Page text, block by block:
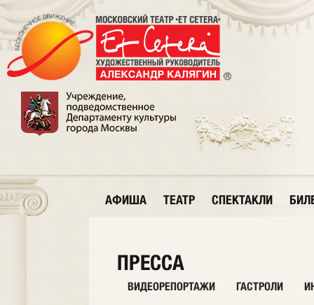
АФИША ТЕАТР СПЕКТАКЛИ
ПРЕССА
ВИДЕОРЕПОРТАЖИ ГАСТРОЛИ